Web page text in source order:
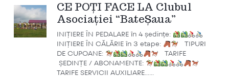
CE POȚI FACE LA Clubul
Asociației “BateȘaua”
INIȚIERE ÎN PEDALARE în 4 ședințe:
INIȚIERE ÎN CĂLĂRIE în 3 etape:
TIPURI
DE CUPOANE:
TARIFE
ȘEDINȚE / ABONAMENTE:
TARIFE SERVICII AUXILIARE…...